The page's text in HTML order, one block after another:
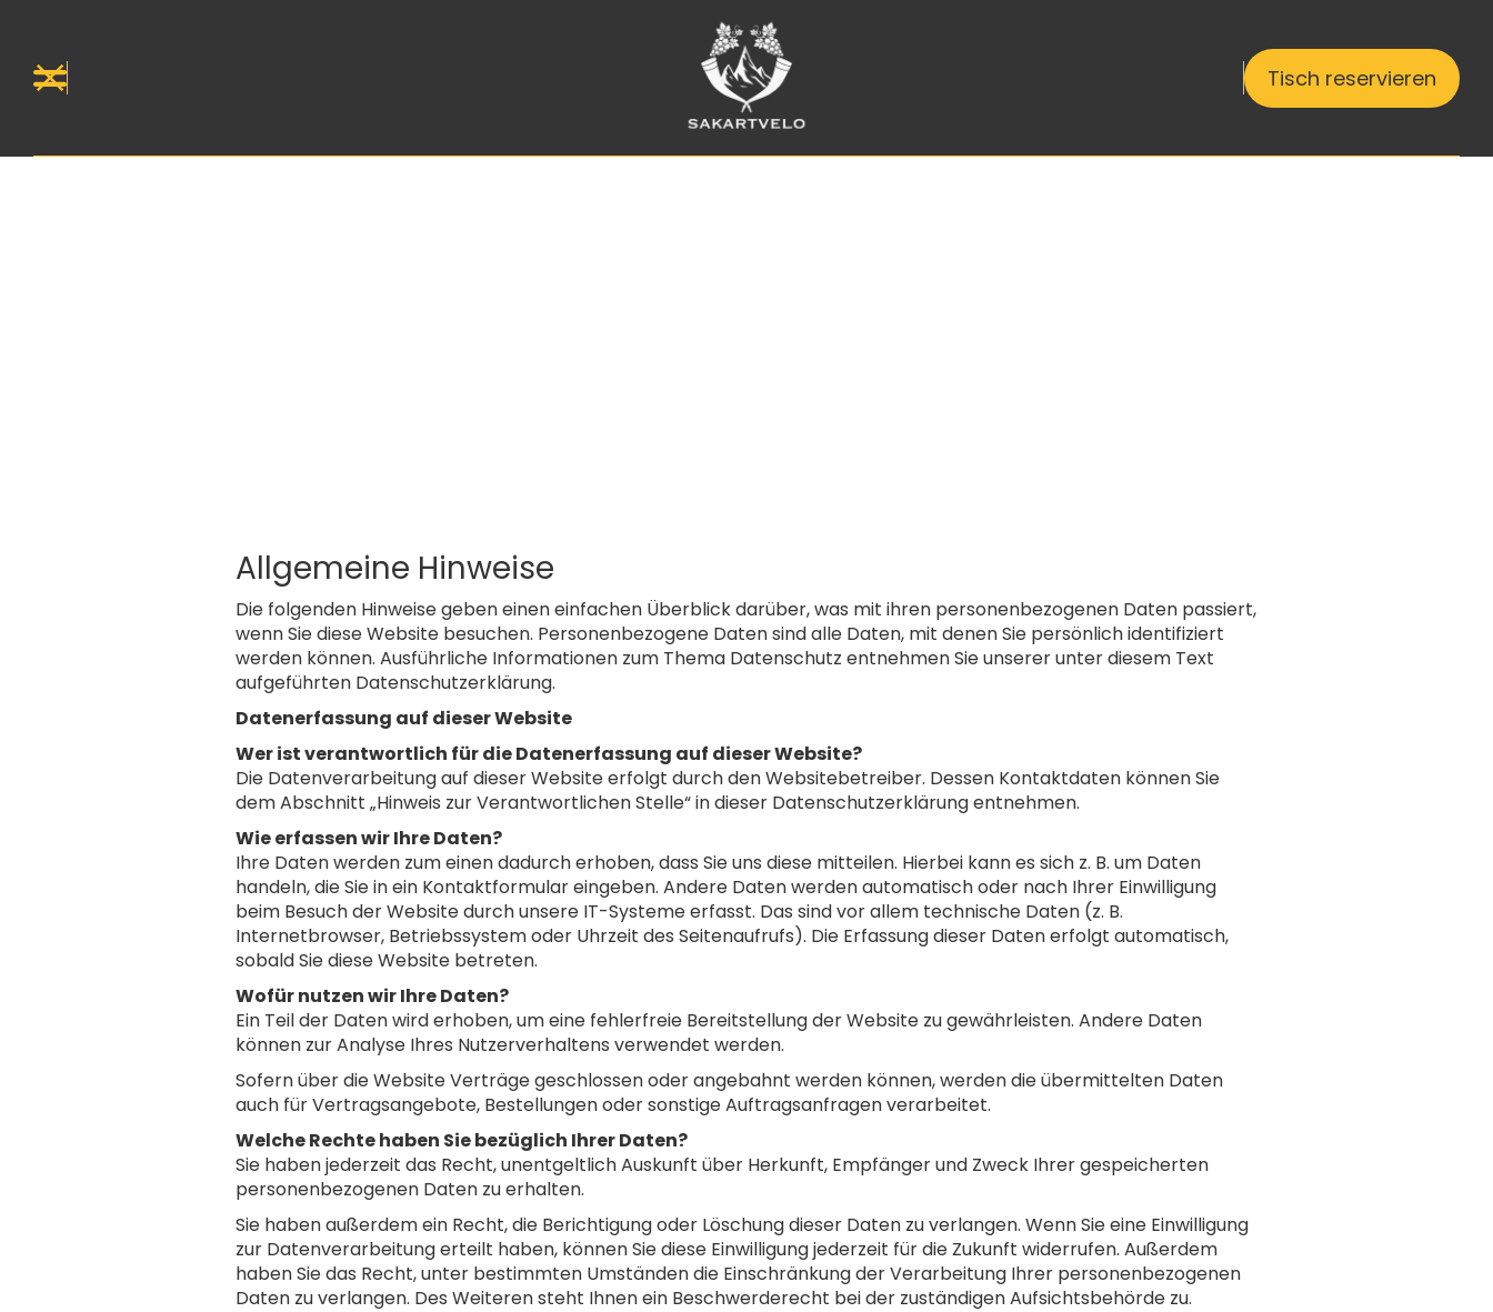
Tisch reservieren
Allgemeine Hinweise
Die folgenden Hinweise geben einen einfachen Überblick darüber, was mit ihren personenbezogenen Daten passiert,
wenn Sie diese Website besuchen. Personenbezogene Daten sind alle Daten, mit denen Sie persönlich identifiziert
werden können. Ausführliche Informationen zum Thema Datenschutz entnehmen Sie unserer unter diesem Text
aufgeführten Datenschutzerklärung.
Datenerfassung auf dieser Website
Wer ist verantwortlich für die Datenerfassung auf dieser Website?
Die Datenverarbeitung auf dieser Website erfolgt durch den Websitebetreiber. Dessen Kontaktdaten können Sie
dem Abschnitt „Hinweis zur Verantwortlichen Stelle“ in dieser Datenschutzerklärung entnehmen.
Wie erfassen wir Ihre Daten?
Ihre Daten werden zum einen dadurch erhoben, dass Sie uns diese mitteilen. Hierbei kann es sich z. B. um Daten
handeln, die Sie in ein Kontaktformular eingeben. Andere Daten werden automatisch oder nach Ihrer Einwilligung
beim Besuch der Website durch unsere IT-Systeme erfasst. Das sind vor allem technische Daten (z. B.
Internetbrowser, Betriebssystem oder Uhrzeit des Seitenaufrufs). Die Erfassung dieser Daten erfolgt automatisch,
sobald Sie diese Website betreten.
Wofür nutzen wir Ihre Daten?
Ein Teil der Daten wird erhoben, um eine fehlerfreie Bereitstellung der Website zu gewährleisten. Andere Daten
können zur Analyse Ihres Nutzerverhaltens verwendet werden.
Sofern über die Website Verträge geschlossen oder angebahnt werden können, werden die übermittelten Daten
auch für Vertragsangebote, Bestellungen oder sonstige Auftragsanfragen verarbeitet.
Welche Rechte haben Sie bezüglich Ihrer Daten?
Sie haben jederzeit das Recht, unentgeltlich Auskunft über Herkunft, Empfänger und Zweck Ihrer gespeicherten
personenbezogenen Daten zu erhalten.
Sie haben außerdem ein Recht, die Berichtigung oder Löschung dieser Daten zu verlangen. Wenn Sie eine Einwilligung
zur Datenverarbeitung erteilt haben, können Sie diese Einwilligung jederzeit für die Zukunft widerrufen. Außerdem
haben Sie das Recht, unter bestimmten Umständen die Einschränkung der Verarbeitung Ihrer personenbezogenen
Daten zu verlangen. Des Weiteren steht Ihnen ein Beschwerderecht bei der zuständigen Aufsichtsbehörde zu.